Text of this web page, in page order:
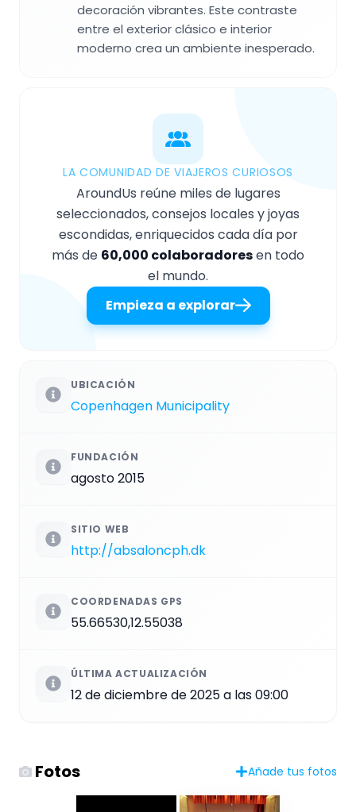
decoración vibrantes. Este contraste
entre el exterior clásico e interior
moderno crea un ambiente inesperado.
LA COMUNIDAD DE VIAJEROS CURIOSOS
AroundUs reúne miles de lugares
seleccionados, consejos locales y joyas
escondidas, enriquecidos cada día por
más de 60,000 colaboradoresen todo
el mundo.
Empieza a explorar
UBICACIÓN
Copenhagen Municipality
FUNDACIÓN
agosto 2015
SITIO WEB
http://absaloncph.dk
COORDENADAS GPS
55.66530,12.55038
ÚLTIMA ACTUALIZACIÓN
12 de diciembre de 2025 a las 09:00
Fotos Añade tus fotos